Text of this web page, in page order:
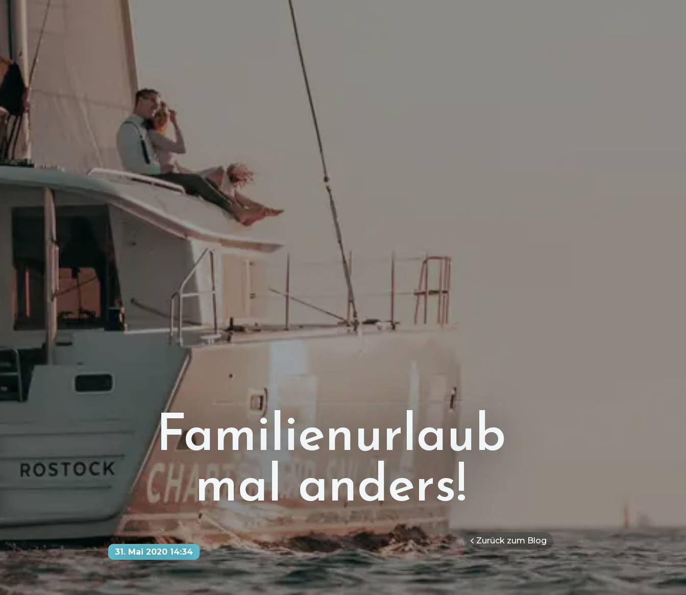
Familienurlaub
mal anders!
31. Mai 2020 14:34
Zurück zum Blog